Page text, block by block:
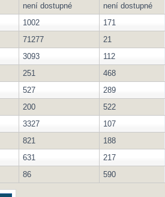
není dostupné
není dostupné
1002
171
71277
21
3093
112
251
468
527
289
200
522
3327
107
821
188
631
217
86 590